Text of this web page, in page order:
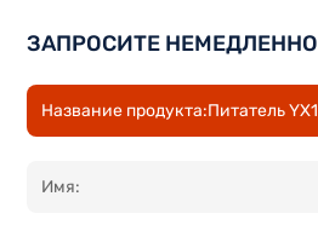
ЗАПРОСИТЕ НЕМЕДЛЕННО